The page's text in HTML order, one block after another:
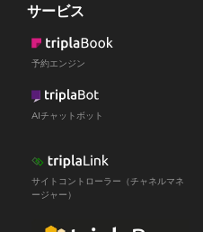
サービス
予約エンジン
AIチャットボット
サイトコントローラー（チャネルマネ
ージャー）